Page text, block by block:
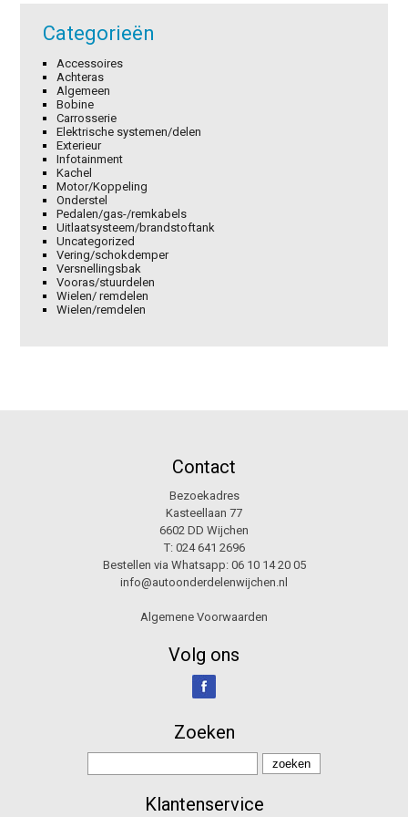
Categorieën
Accessoires
Achteras
Algemeen
Bobine
Carrosserie
Elektrische systemen/delen
Exterieur
Infotainment
Kachel
Motor/Koppeling
Onderstel
Pedalen/gas-/remkabels
Uitlaatsysteem/brandstoftank
Uncategorized
Vering/schokdemper
Versnellingsbak
Vooras/stuurdelen
Wielen/ remdelen
Wielen/remdelen
Contact
Bezoekadres
Kasteellaan 77
6602 DD Wijchen
T: 024 641 2696
Bestellen via Whatsapp: 06 10 14 20 05
info@autoonderdelenwijchen.nl
Algemene Voorwaarden
Volg ons
Zoeken
Klantenservice